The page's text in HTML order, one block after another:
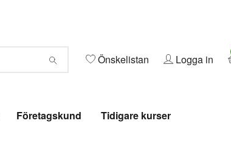
Önskelistan Logga in
Företagskund Tidigare kurser